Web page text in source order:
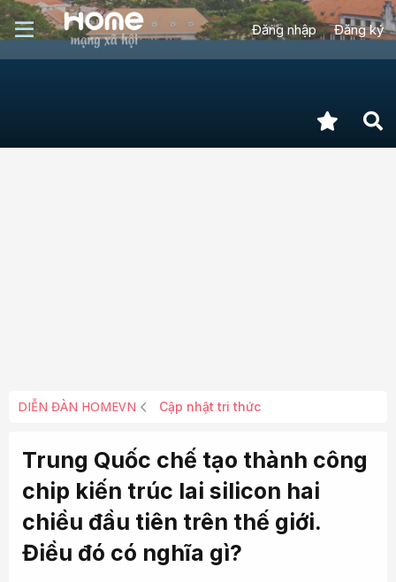
Đăng nhập Đăng ký
DIỄN ĐÀN HOMEVN Cập nhật tri thức
Trung Quốc chế tạo thành công
chip kiến trúc lai silicon hai
chiều đầu tiên trên thế giới.
Điều đó có nghĩa gì?